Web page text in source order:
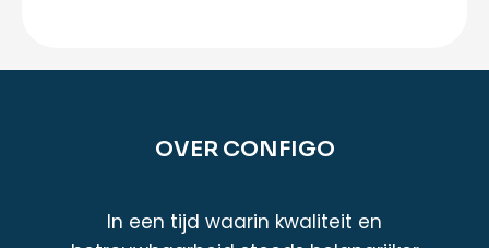
OVER CONFIGO
In een tijd waarin kwaliteit en